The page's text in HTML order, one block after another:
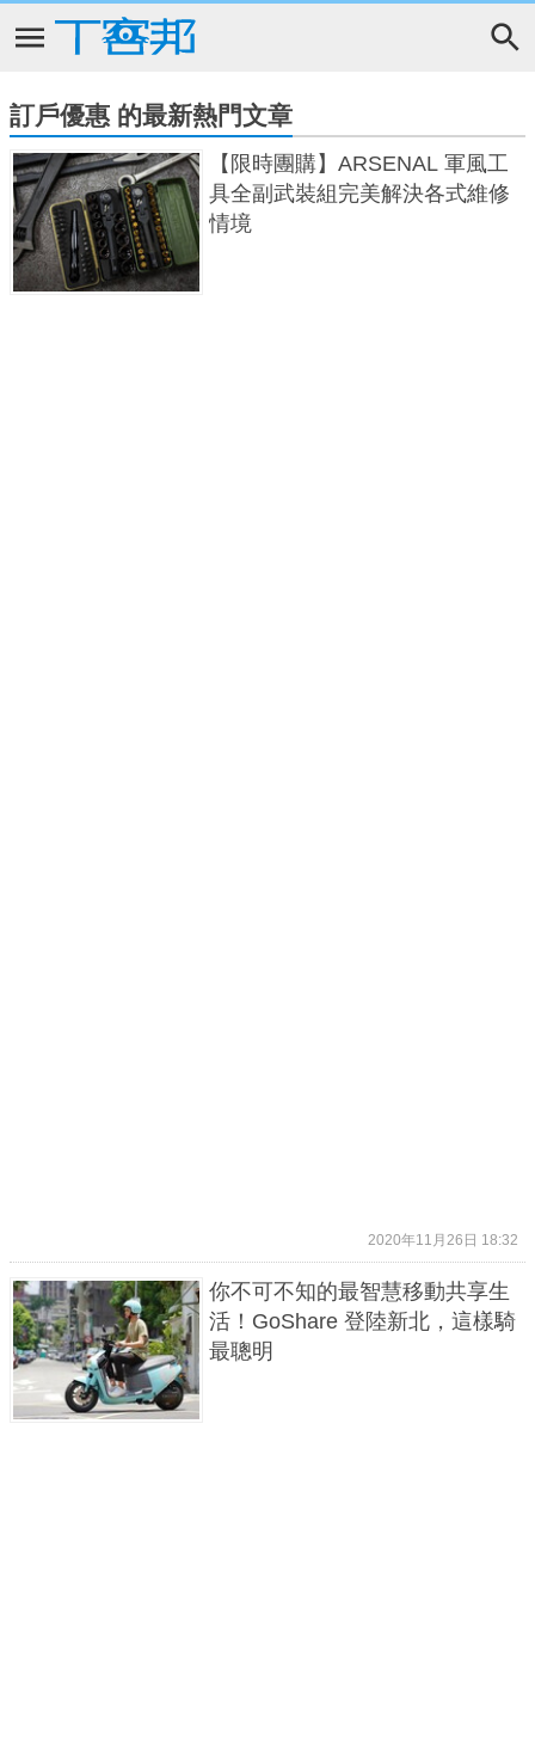
訂戶優惠 的最新熱門文章
【限時團購】ARSENAL 軍風工
具全副武裝組完美解決各式維修
情境
2020年11月26日 18:32
你不可不知的最智慧移動共享生
活！GoShare 登陸新北，這樣騎
最聰明